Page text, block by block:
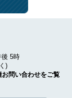
後 5時
)
問い合わせをご覧